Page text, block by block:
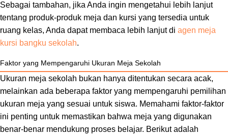
Sebagai tambahan, jika Anda ingin mengetahui lebih lanjut
tentang produk-produk meja dan kursi yang tersedia untuk
ruang kelas, Anda dapat membaca lebih lanjut di agen meja
kursi bangku sekolah.
Faktor yang Mempengaruhi Ukuran Meja Sekolah
Ukuran meja sekolah bukan hanya ditentukan secara acak,
melainkan ada beberapa faktor yang mempengaruhi pemilihan
ukuran meja yang sesuai untuk siswa. Memahami faktor-faktor
ini penting untuk memastikan bahwa meja yang digunakan
benar-benar mendukung proses belajar. Berikut adalah